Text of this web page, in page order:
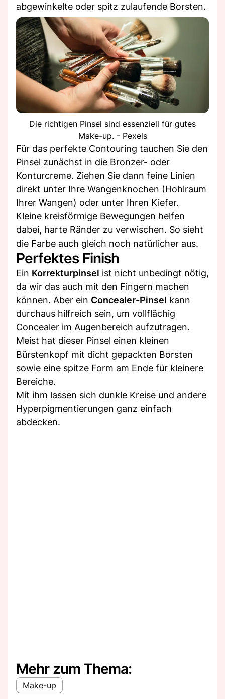
abgewinkelte oder spitz zulaufende Borsten.
Die richtigen Pinsel sind essenziell für gutes
Make-up. - Pexels
Für das perfekte Contouring tauchen Sie den
Pinsel zunächst in die Bronzer- oder
Konturcreme. Ziehen Sie dann feine Linien
direkt unter Ihre Wangenknochen (Hohlraum
Ihrer Wangen) oder unter Ihren Kiefer.
Kleine kreisförmige Bewegungen helfen
dabei, harte Ränder zu verwischen. So sieht
die Farbe auch gleich noch natürlicher aus.
Perfektes Finish
Ein Korrekturpinsel ist nicht unbedingt nötig,
da wir das auch mit den Fingern machen
können. Aber ein Concealer-Pinsel kann
durchaus hilfreich sein, um vollflächig
Concealer im Augenbereich aufzutragen.
Meist hat dieser Pinsel einen kleinen
Bürstenkopf mit dicht gepackten Borsten
sowie eine spitze Form am Ende für kleinere
Bereiche.
Mit ihm lassen sich dunkle Kreise und andere
Hyperpigmentierungen ganz einfach
abdecken.
Mehr zum Thema:
Make-up